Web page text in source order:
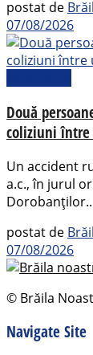
postat de
07/08/2026
Două
coliziuni
Un accident
a.c., în jurul
postat de
07/08/2026
© Brăila
Navigate Site